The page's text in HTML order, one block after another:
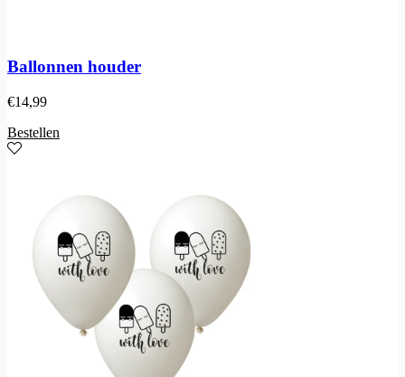
Ballonnen houder
€14,99
Bestellen